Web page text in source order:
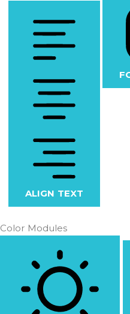
ALIGN TEXT
Color Modules